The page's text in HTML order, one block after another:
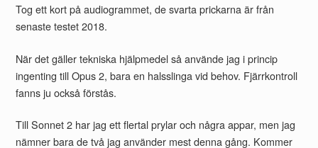
Tog ett kort på audiogrammet, de svarta prickarna är från
senaste testet 2018.
När det gäller tekniska hjälpmedel så använde jag i princip
ingenting till Opus 2, bara en halsslinga vid behov. Fjärrkontroll
fanns ju också förstås.
Till Sonnet 2 har jag ett flertal prylar och några appar, men jag
nämner bara de två jag använder mest denna gång. Kommer